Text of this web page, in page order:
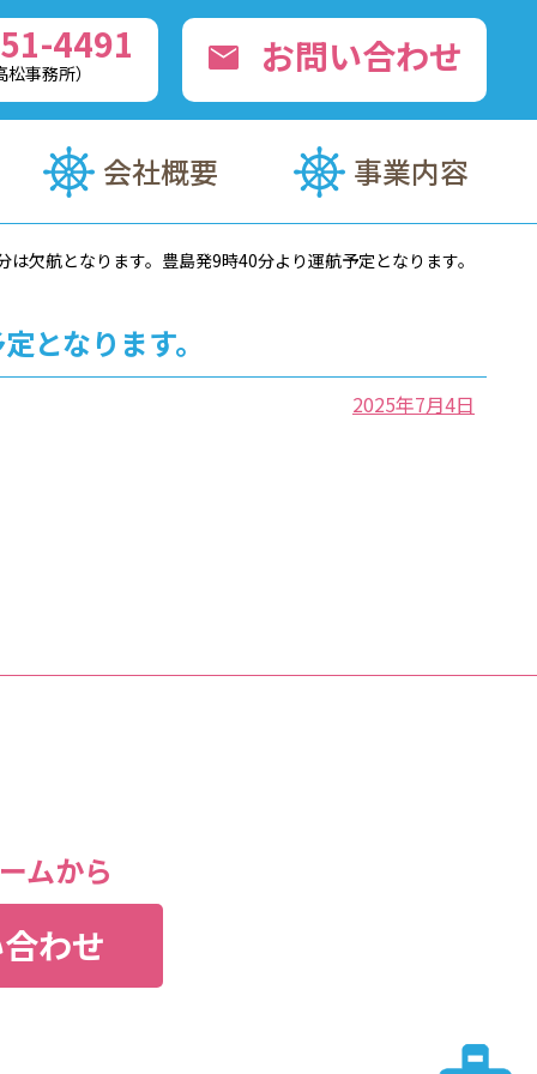
4491
事務所） mail お問い合わせ
会社概要 事業内容
欠航となります。豊島発9時40分より運航予定となります。
となります。
2025年7月4日
ムから
わせ